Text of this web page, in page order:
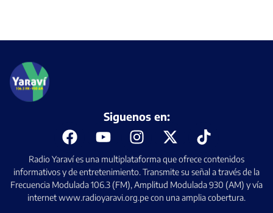
Radio Yaraví es una multiplataforma que ofrece contenidos
informativos y de entretenimiento. Transmite su señal a través de la
Frecuencia Modulada 106.3 (FM), Amplitud Modulada 930 (AM) y vía
internet www.radioyaravi.org.pe con una amplia cobertura.
Siguenos en: